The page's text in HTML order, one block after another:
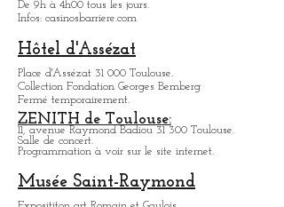
Casino Barrière:
18, chemin de la Loge 31 400 Toulouse.
De 9h à 4h00 tous les jours.
Hôtel d'Assézat
Place d'Assézat 31 000 Toulouse.
Collection Fondation Georges Bemberg
Fermé temporairement.
11, avenue Raymond Badiou 31 300 Toulouse.
Salle de concert.